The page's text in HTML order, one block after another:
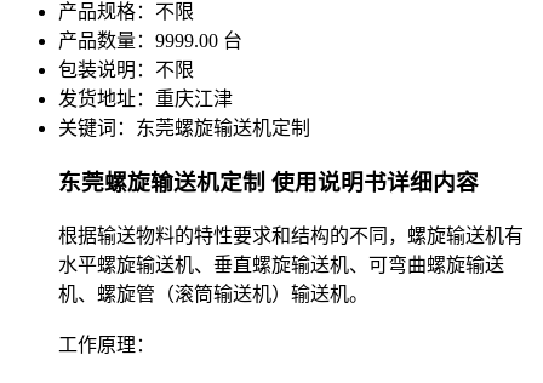
产品规格： 不限
产品数量： 9999.00 台
包装说明： 不限
发货地址： 重庆江津
关键词： 东莞螺旋输送机定制
东莞螺旋输送机定制 使用说明书详细内容
根据输送物料的特性要求和结构的不同，螺旋输送机有
水平螺旋输送机、垂直螺旋输送机、可弯曲螺旋输送
机、螺旋管（滚筒输送机）输送机。
工作原理：